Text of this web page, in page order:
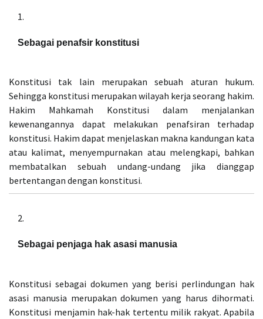
Sebagai penafsir konstitusi
Konstitusi tak lain merupakan sebuah aturan hukum.
Sehingga konstitusi merupakan wilayah kerja seorang hakim.
Hakim Mahkamah Konstitusi dalam menjalankan
kewenangannya dapat melakukan penafsiran terhadap
konstitusi. Hakim dapat menjelaskan makna kandungan kata
atau kalimat, menyempurnakan atau melengkapi, bahkan
membatalkan sebuah undang-undang jika dianggap
bertentangan dengan konstitusi.
Sebagai penjaga hak asasi manusia
Konstitusi sebagai dokumen yang berisi perlindungan hak
asasi manusia merupakan dokumen yang harus dihormati.
Konstitusi menjamin hak-hak tertentu milik rakyat. Apabila